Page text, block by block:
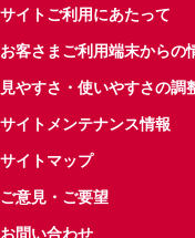
サイトご利用にあたって
お客さまご利用端末からの
見やすさ・使いやすさの調
サイトメンテナンス情報
サイトマップ
ご意見・ご要望
お問い合わせ